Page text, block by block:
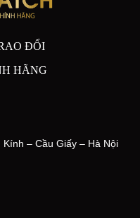
ĐỔI
HÃNG
– Cầu Giấy – Hà Nội